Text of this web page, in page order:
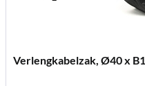
Verlengkabelzak, Ø40 x